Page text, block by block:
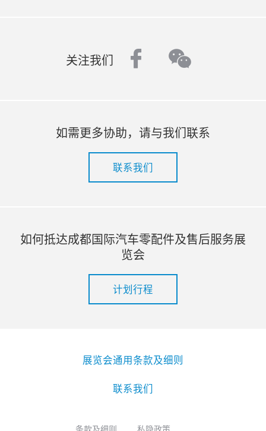
关注我们 facebook
wechat
如需更多协助，请与我们联系
联系我们
如何抵达成都国际汽车零配件及售后服务展
览会
计划行程
展览会通用条款及细则
联系我们